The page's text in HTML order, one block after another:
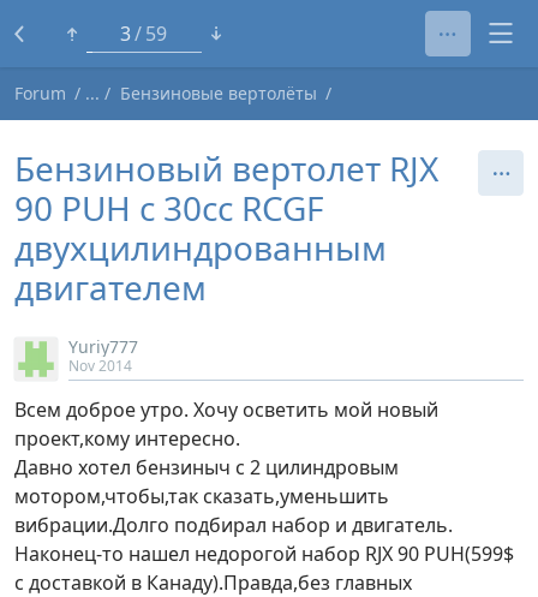
1 59
Forum Бензиновые вертолёты
Бензиновый вертолет RJX
90 PUH с 30сс RCGF
двухцилиндрованным
двигателем
Yuriy777
Nov 2014
Всем доброе утро. Хочу осветить мой новый
проект,кому интересно.
Давно хотел бензиныч с 2 цилиндровым
мотором,чтобы,так сказать,уменьшить
вибрации.Долго подбирал набор и двигатель.
Наконец-то нашел недорогой набор RJX 90 PUH(599$
с доставкой в Канаду).Правда,без главных